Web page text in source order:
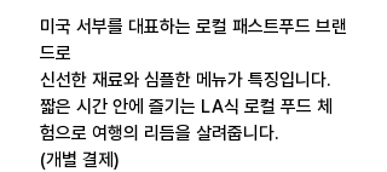
미국 서부를 대표하는 로컬 패스트푸드 브랜
드로
신선한 재료와 심플한 메뉴가 특징입니다.
짧은 시간 안에 즐기는 LA식 로컬 푸드 체
험으로 여행의 리듬을 살려줍니다.
(개별 결제)